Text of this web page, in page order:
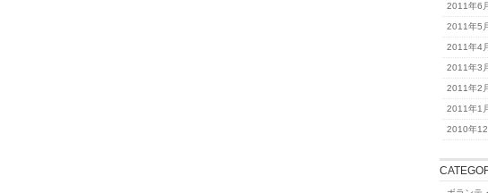
2011年6
2011年5
2011年4
2011年3
2011年2
2011年1
2010年12